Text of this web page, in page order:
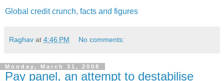
Global credit crunch, facts and figures
Raghav at 4:46 PM No comments:
Monday, March 31, 2008
Pay panel, an attempt to destabilise